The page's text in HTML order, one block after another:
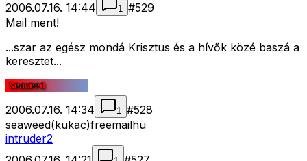
2006.07.16. 14:44
1 #529
Mail ment!
...szar az egész mondá Krisztus és a hívők közé baszá a
keresztet...
2006.07.16. 14:34 1 #528
seaweed(kukac)freemailhu
intruder2